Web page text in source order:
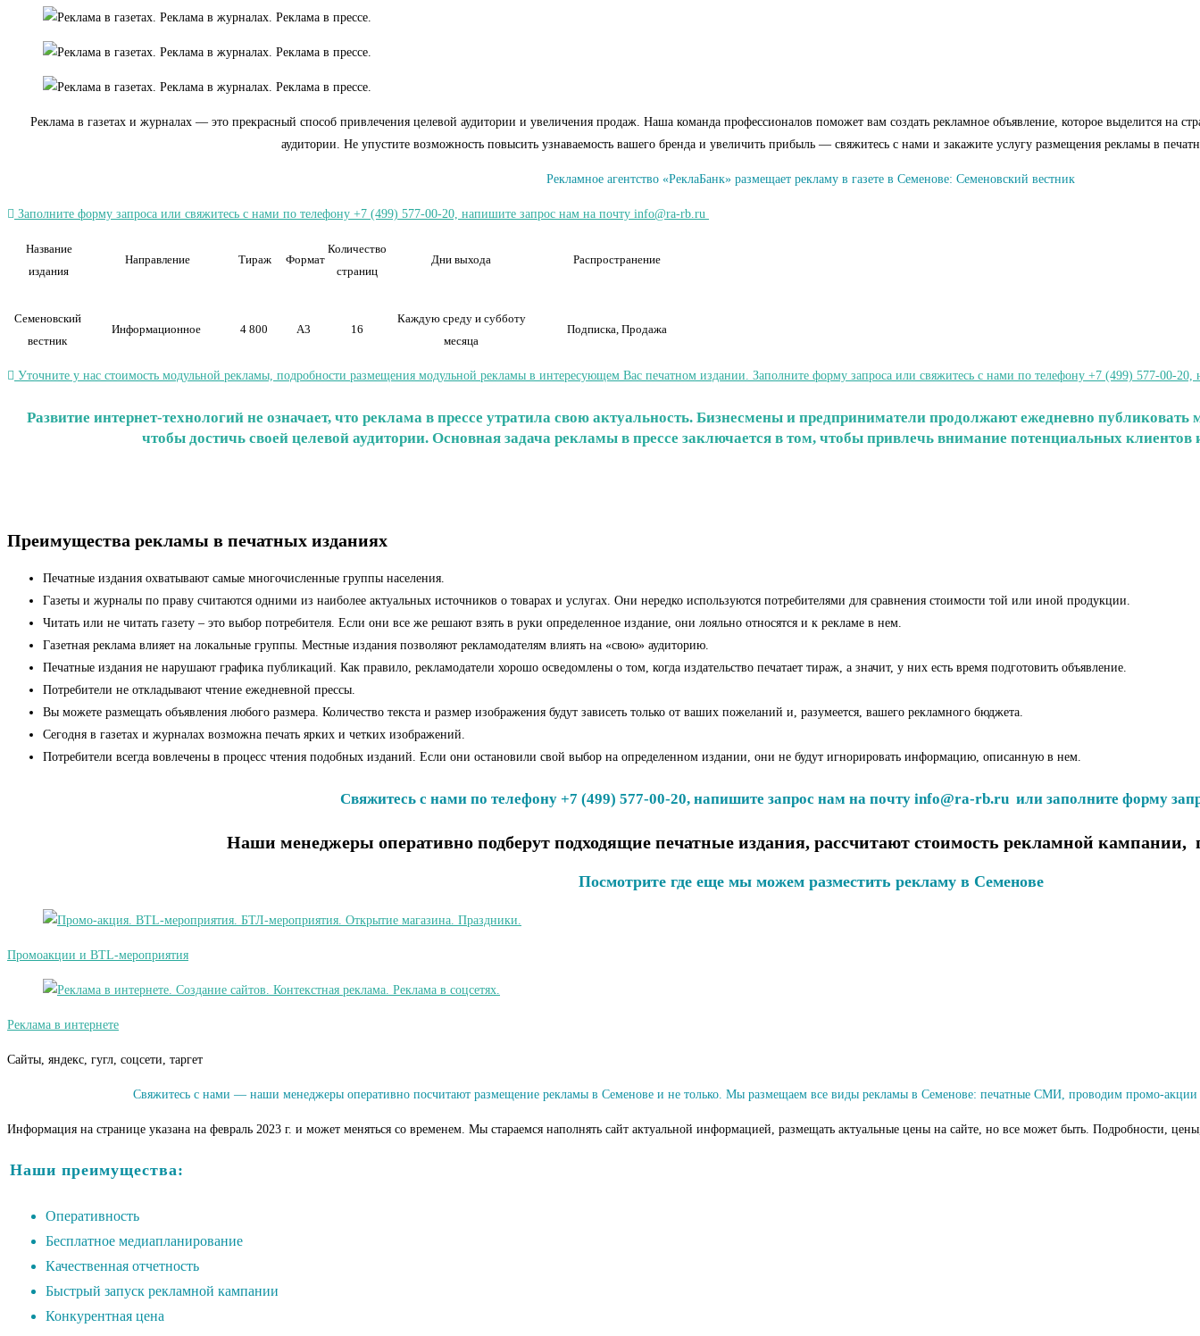
Реклама в газетах и журналах — это прекрасный способ привлечения целевой аудитории и увеличения продаж. Наша команда профессионалов поможет вам создать рекламное объявление, которое выделится на
аудитории. Не упустите возможность повысить узнаваемость вашего бренда и увеличить прибыль — свяжитесь с нами и закажите услугу размещения рекламы в
Рекламное агентство «РеклаБанк» размещает рекламу в газете в Семенове: Семеновский вестник
Заполните форму запроса или свяжитесь с нами по телефону +7 (499) 577-00-20, напишите запрос нам на почту info@ra-rb.ru
Название
издания
Направление Тираж Формат
Количество
страниц
Дни выхода Распространение
Семеновский
вестник
Информационное 4 800 А3 16
Каждую среду и субботу
месяца
Подписка, Продажа
Уточните у нас стоимость модульной рекламы, подробности размещения модульной рекламы в интересующем Вас печатном издании. Заполните форму запроса или свяжитесь с нами по телефону +7 (499) 577-00-
Развитие интернет-технологий не означает, что реклама в прессе утратила свою актуальность. Бизнесмены и предприниматели продолжают ежедневно
чтобы достичь своей целевой аудитории. Основная задача рекламы в прессе заключается в том, чтобы привлечь внимание потенциальных клиентов
Преимущества рекламы в печатных изданиях
Печатные издания охватывают самые многочисленные группы населения.
Газеты и журналы по праву считаются одними из наиболее актуальных источников о товарах и услугах. Они нередко используются потребителями для сравнения стоимости той или иной продукции.
Читать или не читать газету – это выбор потребителя. Если они все же решают взять в руки определенное издание, они лояльно относятся и к рекламе в нем.
Газетная реклама влияет на локальные группы. Местные издания позволяют рекламодателям влиять на «свою» аудиторию.
Печатные издания не нарушают графика публикаций. Как правило, рекламодатели хорошо осведомлены о том, когда издательство печатает тираж, а значит, у них есть время подготовить объявление.
Потребители не откладывают чтение ежедневной прессы.
Вы можете размещать объявления любого размера. Количество текста и размер изображения будут зависеть только от ваших пожеланий и, разумеется, вашего рекламного бюджета.
Сегодня в газетах и журналах возможна печать ярких и четких изображений.
Потребители всегда вовлечены в процесс чтения подобных изданий. Если они остановили свой выбор на определенном издании, они не будут игнорировать информацию, описанную в нем.
Свяжитесь с нами по телефону +7 (499) 577-00-20, напишите запрос нам на почту info@ra-rb.ru или заполните форму
Наши менеджеры оперативно подберут подходящие печатные издания, рассчитают стоимость рекламной кампании,
Посмотрите где еще мы можем разместить рекламу в Семенове
Промоакции и BTL-мероприятия
Реклама в интернете
Сайты, яндекс, гугл, соцсети, таргет
Свяжитесь с нами — наши менеджеры оперативно посчитают размещение рекламы в Семенове и не только. Мы размещаем все виды рекламы в Семенове: печатные СМИ, проводим промо-
Информация на странице указана на февраль 2023 г. и может меняться со временем. Мы стараемся наполнять сайт актуальной информацией, размещать актуальные цены на сайте, но все может быть. Подробности,
Наши преимущества:
Оперативность
Бесплатное медиапланирование
Качественная отчетность
Быстрый запуск рекламной кампании
Конкурентная цена